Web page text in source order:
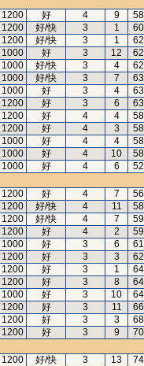
1200 好 4 9
58
1200 好/快 3 1
60
1200 好/快 3 1
62
1000 好 3 12
62
1000 好/快 3 4
62
1000 好/快 3 7
63
1000 好 3 4
63
1200 好 3 6
63
1200 好 4 4
58
1200 好 4 3
58
1000 好 4 4
58
1000 好 4 10
58
1000 好 4 6
52
1200 好 4 7
56
1200 好/快 4 11
58
1200 好/快 4 7
59
1200 好 4 2
59
1000 好 3 6
61
1200 好 3 3
62
1200 好 3 1
64
1200 好 3 8
64
1000 好 3 10
64
1200 好 3 11
66
1200 好 3 3
68
1200 好 3 9
70
1200 好/快 3 13
74